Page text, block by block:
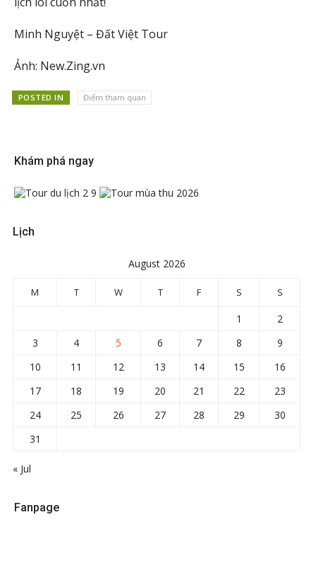
Minh Nguyệt – Đất Việt Tour
Ảnh: New.Zing.vn
POSTED IN Điểm tham quan
Khám phá ngay
Lịch
August 2026
M T W T F S S
1
2
3
4 5 6 7 8
9
10
11 12 13 14 15
16
17
18 19 20 21 22
23
24
25 26 27 28 29
30
31
« Jul
Fanpage